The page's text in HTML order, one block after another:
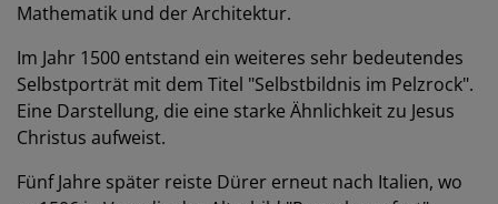
Mathematik und der Architektur.
Im Jahr 1500 entstand ein weiteres sehr bedeutendes
Selbstporträt mit dem Titel "Selbstbildnis im Pelzrock".
Eine Darstellung, die eine starke Ähnlichkeit zu Jesus
Christus aufweist.
Fünf Jahre später reiste Dürer erneut nach Italien, wo